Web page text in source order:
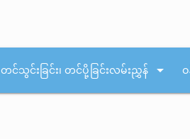
တင်သွင်းခြင်း၊ တင်ပို့ခြင်းလမ်းညွှန် arrow_drop_down